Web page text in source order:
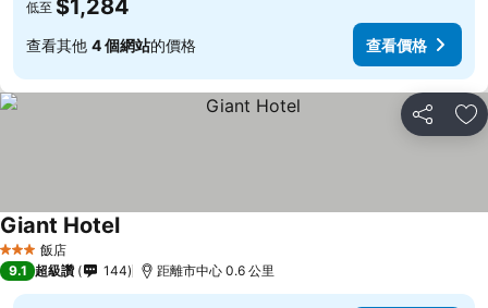
低至 $1,284
查看其他 4 個網站的價格 查看價格
分享 加
3 星級 飯店
Giant Hotel
9.1 超級讚 144 距離市中心 0.6 公里